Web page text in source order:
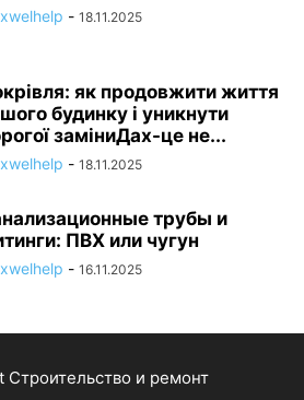
- 18.11.2025
як продовжити життя
будинку і уникнути
заміниДах-це не...
- 18.11.2025
трубы и
ПВХ или чугун
- 16.11.2025